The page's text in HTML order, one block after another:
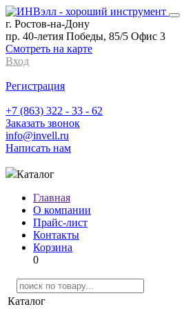
г. Ростов-на-Дону
пр. 40-летия Победы, 85/5 Офис 3
Смотреть на карте
Вход
Регистрация
+7 (863) 322 - 33 - 62
Заказать звонок
info@invell.ru
Написать нам
Каталог
Главная
О компании
Прайс-лист
Контакты
Корзина
0
Каталог